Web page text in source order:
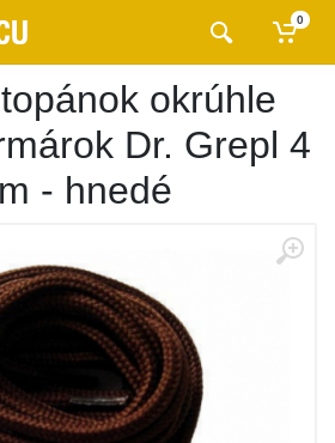
0
okrúhle
Dr. Grepl 4
- hnedé